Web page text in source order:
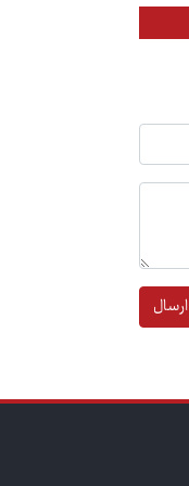
ارسال